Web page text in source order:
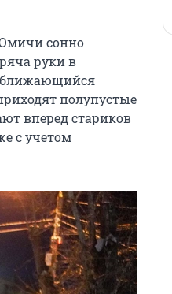
Омичи сонно
руки в
полупустые
вперед стариков
с учетом